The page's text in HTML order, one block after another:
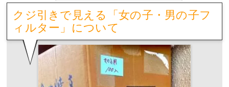
クジ引きで見える「女の子・男の子フ
ィルター」について